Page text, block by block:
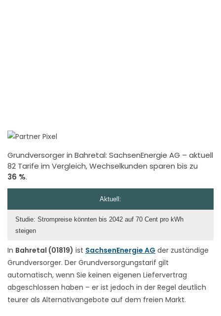
Grundversorger in Bahretal: SachsenEnergie AG – aktuell
82 Tarife im Vergleich, Wechselkunden sparen bis zu
36 %.
In Bahretal (01819) ist SachsenEnergie AG der zuständige
Grundversorger. Der Grundversorgungstarif gilt
automatisch, wenn Sie keinen eigenen Liefervertrag
abgeschlossen haben – er ist jedoch in der Regel deutlich
teurer als Alternativangebote auf dem freien Markt.
Aktuell:
Studie: Strompreise könnten bis 2042 auf 70 Cent pro kWh
steigen